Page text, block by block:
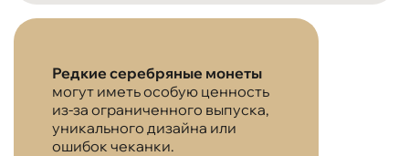
Редкие серебряные монеты
могут иметь особую ценность
из-за ограниченного выпуска,
уникального дизайна или
ошибок чеканки.